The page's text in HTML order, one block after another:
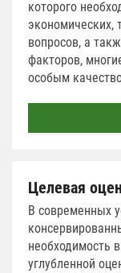
которого
экономических,
вопросов, а
факторов,
особым
Целевая
В современных
необходимость
углубленной